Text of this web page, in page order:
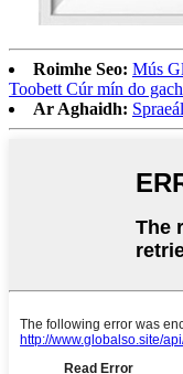
Roimhe Seo: Mús
Toobett Cúr mín do
Ar Aghaidh: